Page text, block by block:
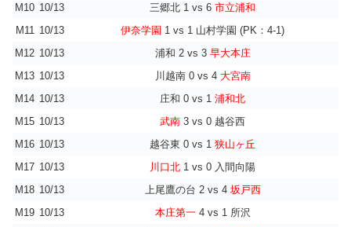
M10 10/13 三郷北 1 vs 6 市立浦和
M11 10/13 伊奈学園 1 vs 1 山村学園 (PK：4-1)
M12 10/13 浦和 2 vs 3 早大本庄
M13 10/13 川越南 0 vs 4 大宮南
M14 10/13 庄和 0 vs 1 浦和北
M15 10/13 武南 3 vs 0 越谷西
M16 10/13 越谷東 0 vs 1 狭山ヶ丘
M17 10/13 川口北 1 vs 0 入間向陽
M18 10/13 上尾鷹の台 2 vs 4 坂戸西
M19 10/13 本庄第一4 vs 1 所沢